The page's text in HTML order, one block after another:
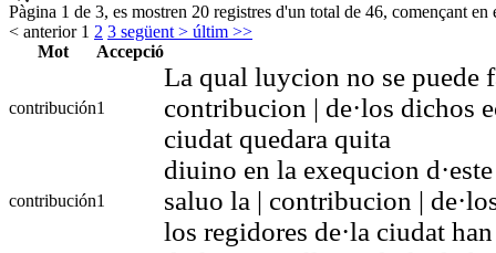
Pàgina 1 de 3, es mostren 20 registres d'un total de 46, començant en
< anterior 1 2 3 següent > últim >>
Mot
Accepció
contribución1
La qual luycion no se puede
contribucion | de·los dichos
ciudat quedara quita
contribución1
diuino en la exequcion
saluo la | contribucion |
los regidores de·la ciudat han